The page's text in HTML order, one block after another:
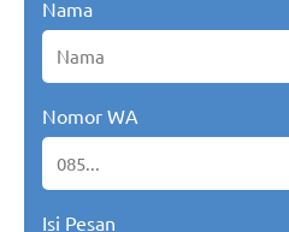
Nama
Nomor WA
Isi Pesan